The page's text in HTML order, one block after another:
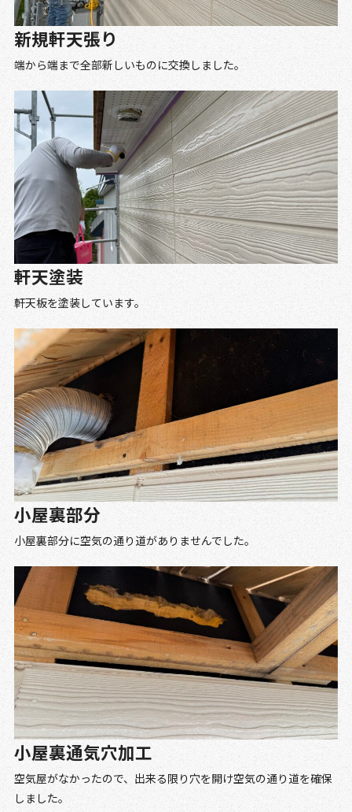
新規軒天張り
端から端まで全部新しいものに交換しました。
軒天塗装
軒天板を塗装しています。
小屋裏部分
小屋裏部分に空気の通り道がありませんでした。
小屋裏通気穴加工
空気屋がなかったので、出来る限り穴を開け空気の通り道を確保
しました。